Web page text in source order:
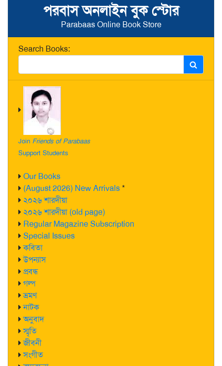
পরবাস অনলাইন বুক স্টোর
Parabaas Online Book Store
Search Books:
Join Friends of Parabaas
Support Students
Our Books
(August 2026) New Arrivals*
২০২৬ শারদীয়া
২০২৬ শারদীয়া (old page)
Regular Magazine Subscription
Special Issues
কবিতা
উপন্যাস
প্রবন্ধ
গল্প
ভ্রমণ
নাটক
অনুবাদ
স্মৃতি
জীবনী
সংগীত